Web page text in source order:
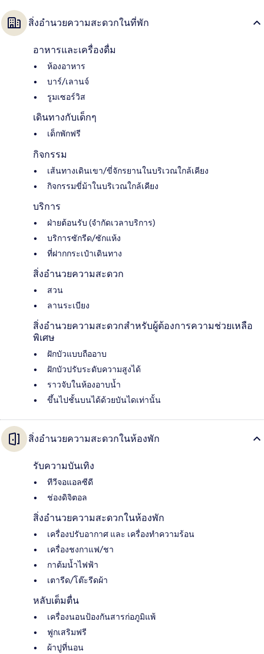
สิ่งอำนวยความสะดวกในที่พัก
อาหารและเครื่องดื่ม
ห้องอาหาร
บาร์/เลานจ์
รูมเซอร์วิส
เดินทางกับเด็กๆ
เด็กพักฟรี
กิจกรรม
เส้นทางเดินเขา/ขี่จักรยานในบริเวณใกล้เคียง
กิจกรรมขี่ม้าในบริเวณใกล้เคียง
บริการ
ฝ่ายต้อนรับ (จำกัดเวลาบริการ)
บริการซักรีด/ซักแห้ง
ที่ฝากกระเป๋าเดินทาง
สิ่งอำนวยความสะดวก
สวน
ลานระเบียง
สิ่งอำนวยความสะดวกสำหรับผู้ต้องการความช่วยเหลือ
พิเศษ
ฝักบัวแบบถืออาบ
ฝักบัวปรับระดับความสูงได้
ราวจับในห้องอาบน้ำ
ขึ้นไปชั้นบนได้ด้วยบันไดเท่านั้น
สิ่งอำนวยความสะดวกในห้องพัก
รับความบันเทิง
ทีวีจอแอลซีดี
ช่องดิจิตอล
สิ่งอำนวยความสะดวกในห้องพัก
เครื่องปรับอากาศ และ เครื่องทำความร้อน
เครื่องชงกาแฟ/ชา
กาต้มน้ำไฟฟ้า
เตารีด/โต๊ะรีดผ้า
หลับเต็มตื่น
เครื่องนอนป้องกันสารก่อภูมิแพ้
ฟูกเสริมฟรี
ผ้าปูที่นอน